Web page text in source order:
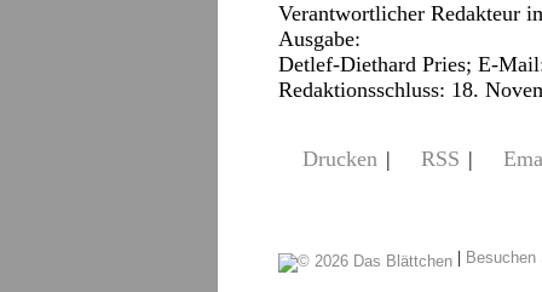
Verantwortlicher Redakteur
Ausgabe:
Detlef-Diethard Pries; E-
Redaktionsschluss: 18.
Drucken | RSS |
|